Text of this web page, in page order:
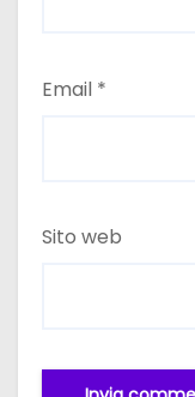
Email *
Sito web